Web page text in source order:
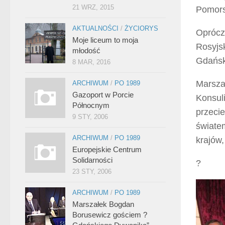
?
21 WRZ, 2015
AKTUALNOŚCI / ŻYCIORYS
Moje liceum to moja
młodość
8 MAR, 2016
ARCHIWUM / PO 1989
Gazoport w Porcie
Północnym
9 STY, 2006
ARCHIWUM / PO 1989
Europejskie Centrum
Solidarności
23 STY, 2006
ARCHIWUM / PO 1989
Marszałek Bogdan
Borusewicz gościem ?